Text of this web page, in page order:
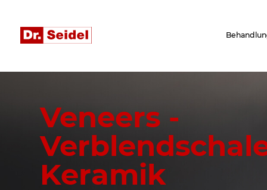
Veneers -
Keramik